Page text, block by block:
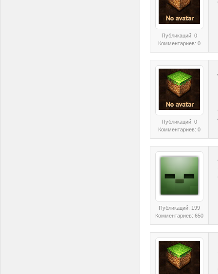
Публикаций: 0
Комментариев: 0
Публикаций: 0
Комментариев: 0
Публикаций: 199
Комментариев: 650